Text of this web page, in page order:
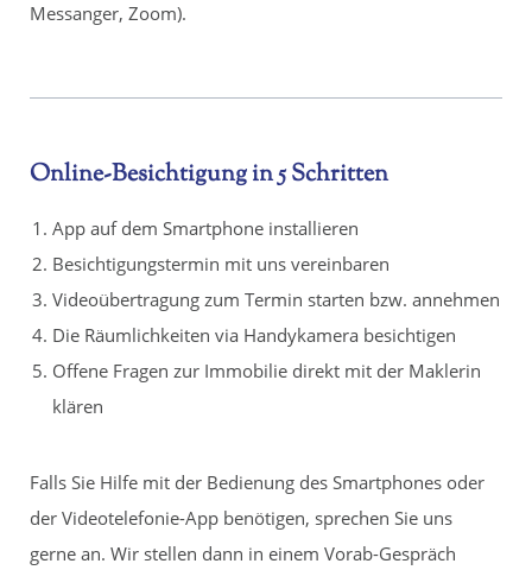
Messanger, Zoom).
Online-Besichtigung in 5 Schritten
App auf dem Smartphone installieren
Besichtigungstermin mit uns vereinbaren
Videoübertragung zum Termin starten bzw. annehmen
Die Räumlichkeiten via Handykamera besichtigen
Offene Fragen zur Immobilie direkt mit der Maklerin
klären
Falls Sie Hilfe mit der Bedienung des Smartphones oder
der Videotelefonie-App benötigen, sprechen Sie uns
gerne an. Wir stellen dann in einem Vorab-Gespräch